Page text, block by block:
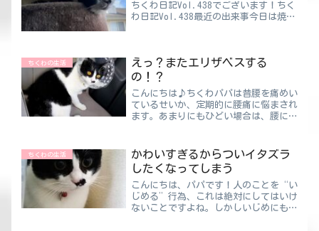
ちくわ日記Vol.438でございます！ちく
わ日記Vol.438最近の出来事今日は焼き
しからず。焼...
ちくわの生活
えっ？またエリザベスする
の！？
こんにちは♪ちくわパパは昔腰を痛めい
ているせいか、定期的に腰痛に悩まされ
ます。あまりにもひどい場合は、腰にコ
のがストレス😫締め付けられるので便
秘の原因にも・・・腰を締め付...
ちくわの生活
かわいすぎるからついイタズラ
したくなってしまう
こんにちは、パパです！人のことを“い
じめる”行為、これは絶対にしてはいけ
ないことですよね。しかしいじめにも種